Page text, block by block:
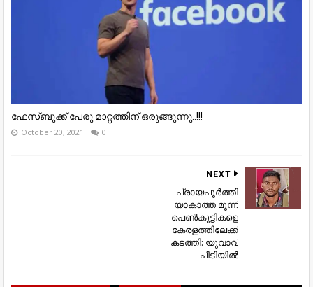
ഫേസ്ബുക്ക് പേരു മാറ്റത്തിന് ഒരുങ്ങുന്നു..!!!
October 20, 2021 0
NEXT
പ്രായപൂർത്തി
യാകാത്ത മൂന്ന്
പെൺകുട്ടികളെ
കേരളത്തിലേക്ക്
കടത്തി: യുവാവ്
പിടിയിൽ